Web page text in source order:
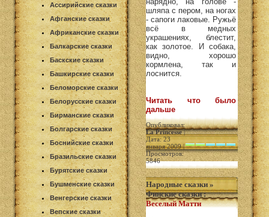
Ассирийские сказки
Афганские сказки
Африканские сказки
Балкарские сказки
Баскские сказки
Башкирские сказки
Беломорские сказки
Белорусские сказки
Бирманские сказки
Болгарские сказки
Боснийские сказки
Бразильские сказки
Бурятские сказки
Бушменские сказки
Венгерские сказки
Вепские сказки
шляпа с пером, на ногах
- сапоги лаковые. Ружьё
всё в медных
украшениях, блестит,
как золотое. И собака,
видно, хорошо
кормлена, так и
лоснится.
Читать что было
дальше
Опубликовал:
La Princesse|
Дата: 23
января 2009 |
Просмотров:
5846
Народные сказки »
Финские сказки:
Веселый Матти